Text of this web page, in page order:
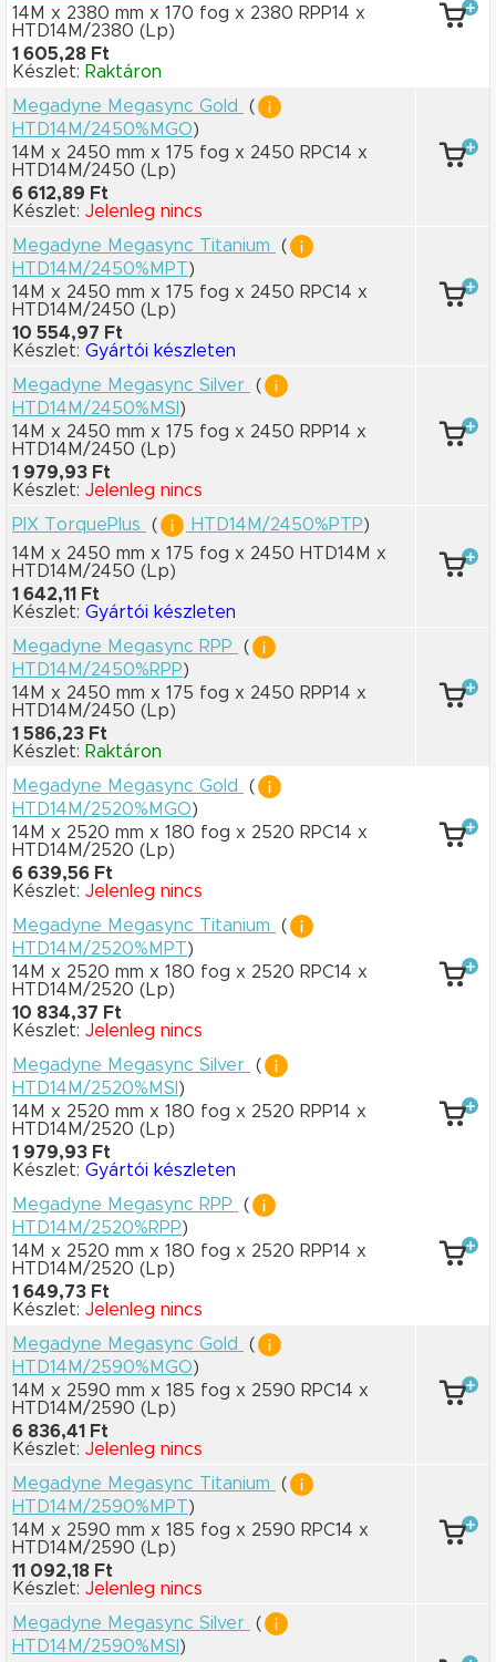
14M x 2380 mm x 170 fog x 2380 RPP14 x
HTD14M/2380 (Lp)
1 605,28 Ft
Készlet: Raktáron
Megadyne Megasync Gold
(
HTD14M/2450%MGO)
14M x 2450 mm x 175 fog x 2450 RPC14 x
HTD14M/2450 (Lp)
6 612,89 Ft
Készlet: Jelenleg nincs
Megadyne Megasync Titanium
(
HTD14M/2450%MPT)
14M x 2450 mm x 175 fog x 2450 RPC14 x
HTD14M/2450 (Lp)
10 554,97 Ft
Készlet: Gyártói készleten
Megadyne Megasync Silver
(
HTD14M/2450%MSI )
14M x 2450 mm x 175 fog x 2450 RPP14 x
HTD14M/2450 (Lp)
1 979,93 Ft
Készlet: Jelenleg nincs
PIX TorquePlus
( HTD14M/2450%PTP)
14M x 2450 mm x 175 fog x 2450 HTD14M x
HTD14M/2450 (Lp)
1 642,11 Ft
Készlet: Gyártói készleten
Megadyne Megasync RPP
(
HTD14M/2450%RPP)
14M x 2450 mm x 175 fog x 2450 RPP14 x
HTD14M/2450 (Lp)
1 586,23 Ft
Készlet: Raktáron
Megadyne Megasync Gold
(
HTD14M/2520%MGO)
14M x 2520 mm x 180 fog x 2520 RPC14 x
HTD14M/2520 (Lp)
6 639,56 Ft
Készlet: Jelenleg nincs
Megadyne Megasync Titanium
(
HTD14M/2520%MPT)
14M x 2520 mm x 180 fog x 2520 RPC14 x
HTD14M/2520 (Lp)
10 834,37 Ft
Készlet: Jelenleg nincs
Megadyne Megasync Silver
(
HTD14M/2520%MSI )
14M x 2520 mm x 180 fog x 2520 RPP14 x
HTD14M/2520 (Lp)
1 979,93 Ft
Készlet: Gyártói készleten
Megadyne Megasync RPP
(
HTD14M/2520%RPP)
14M x 2520 mm x 180 fog x 2520 RPP14 x
HTD14M/2520 (Lp)
1 649,73 Ft
Készlet: Jelenleg nincs
Megadyne Megasync Gold
(
HTD14M/2590%MGO)
14M x 2590 mm x 185 fog x 2590 RPC14 x
HTD14M/2590 (Lp)
6 836,41 Ft
Készlet: Jelenleg nincs
Megadyne Megasync Titanium
(
HTD14M/2590%MPT)
14M x 2590 mm x 185 fog x 2590 RPC14 x
HTD14M/2590 (Lp)
11 092,18 Ft
Készlet: Jelenleg nincs
Megadyne Megasync Silver
(
HTD14M/2590%MSI )